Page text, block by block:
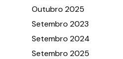
Outubro 2025
Setembro 2023
Setembro 2024
Setembro 2025